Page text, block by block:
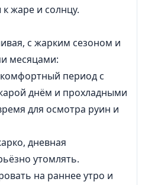
жаре и солнцу.
с жарким сезоном и
месяцами:
период с
днём и прохладными
для осмотра руин и
дневная
утомлять.
на раннее утро и